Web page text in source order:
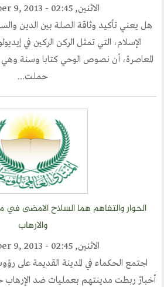
الحوار في الاسلام
الحوار مع الاخر
نشاطاتنا
مركز الدراسات
دراسات في الوسطية والتطرف والارهاب
نشاطاتنا
الاثنين, December 9, 2013 - 02:45
هل يعني تأكيد وثاقة الصلة بين الدين
الإسلام، التي تمثل الركن الركين في
المعاصرة، أن نصوص الوحي كتابا وسنة وهي
حملت...
الحوار والتفاهم هما السلاح الامضى
والارهاب
الاثنين, December 9, 2013 - 02:45
اجتمع الحكماء في المدينة القديمة على
أخبارٌ ربطت مدينتهم بعمليات ضد